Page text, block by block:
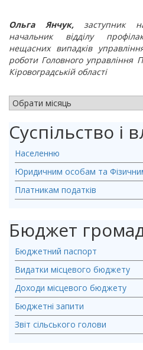
Ольга Янчук,заступник
начальник відділу
нещасних випадків
роботи Головного управління
Кіровоградській області
Суспільство і
Населенню
Юридичним особам та
Платникам податків
Бюджет
Бюджетний паспорт
Видатки місцевого бюджету
Доходи місцевого бюджету
Бюджетні запити
Звіт сільського голови